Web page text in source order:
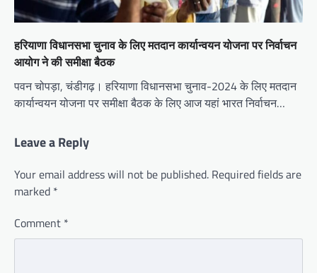
हरियाणा विधानसभा चुनाव के लिए मतदान कार्यान्वयन योजना पर निर्वाचन
आयोग ने की समीक्षा बैठक
पवन चोपड़ा, चंडीगढ़। हरियाणा विधानसभा चुनाव-2024 के लिए मतदान
कार्यान्वयन योजना पर समीक्षा बैठक के लिए आज यहां भारत निर्वाचन…
Leave a Reply
Your email address will not be published. Required fields are
marked *
Comment *